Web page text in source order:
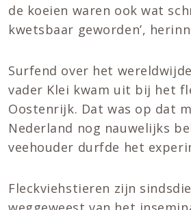
de koeien waren ook wat
kwetsbaar geworden’,
Surfend over het
vader Klei kwam uit bij het
Oostenrijk. Dat was op dat
Nederland nog nauwelijks
veehouder durfde het
Fleckviehstieren zijn